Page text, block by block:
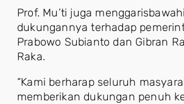
Prof. Mu’ti juga menggarisbawahi
dukungannya terhadap
Prabowo Subianto dan Gibran
Raka.
“Kami berharap seluruh
memberikan dukungan penuh